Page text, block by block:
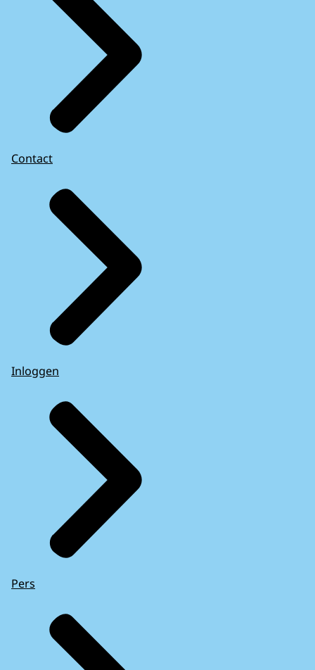
Contact
Inloggen
Pers